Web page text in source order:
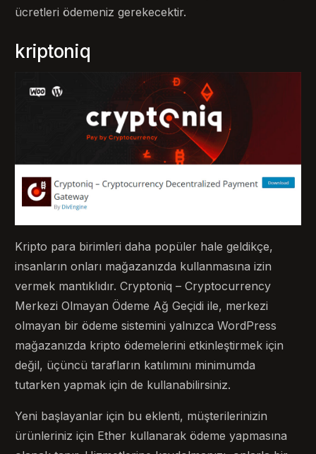
ücretleri ödemeniz gerekecektir.
kriptoniq
Kripto para birimleri daha popüler hale geldikçe,
insanların onları mağazanızda kullanmasına izin
vermek mantıklıdır. Cryptoniq – Cryptocurrency
Merkezi Olmayan Ödeme Ağ Geçidi ile, merkezi
olmayan bir ödeme sistemini yalnızca WordPress
mağazanızda kripto ödemelerini etkinleştirmek için
değil, üçüncü tarafların katılımını minimumda
tutarken yapmak için de kullanabilirsiniz.
Yeni başlayanlar için bu eklenti, müşterilerinizin
ürünleriniz için Ether kullanarak ödeme yapmasına